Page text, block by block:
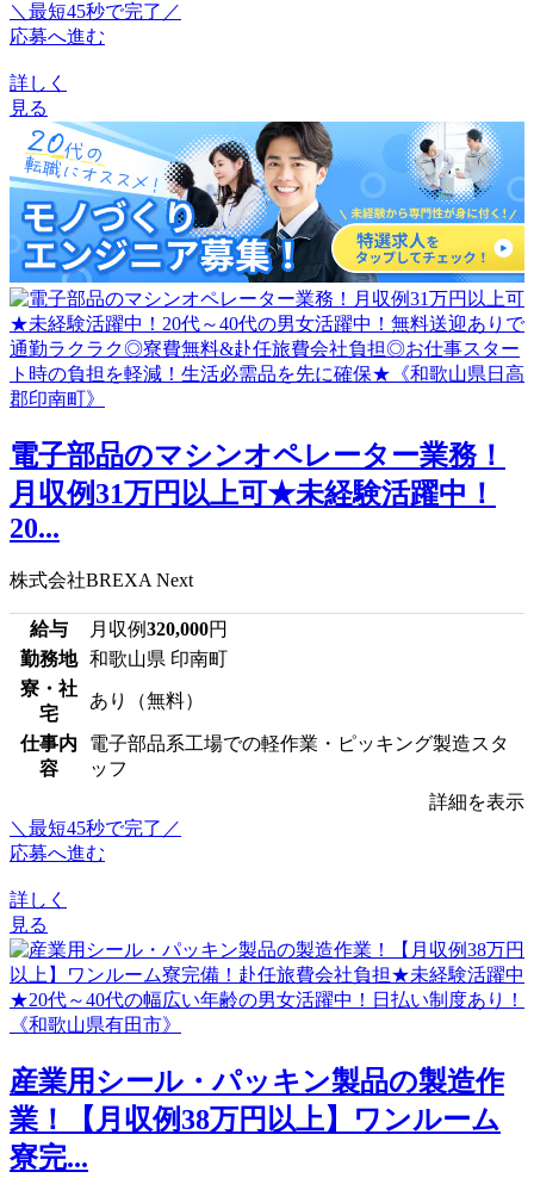
＼最短45秒で完了／
応募へ進む
詳しく
見る
電子部品のマシンオペレーター業務！
月収例31万円以上可★未経験活躍中！
20...
株式会社BREXA Next
給与 月収例320,000円
勤務地 和歌山県 印南町
寮・社
宅
あり（無料）
仕事内
容
電子部品系工場での軽作業・ピッキング製造スタ
ッフ
詳細を表示
＼最短45秒で完了／
応募へ進む
詳しく
見る
産業用シール・パッキン製品の製造作
業！【月収例38万円以上】ワンルーム
寮完...